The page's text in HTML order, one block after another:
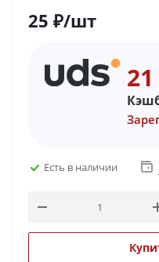
25 ₽/шт
21
Есть в наличии